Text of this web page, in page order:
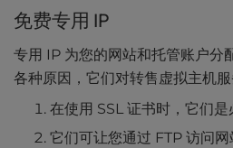
免费专用 IP
专用 IP 为您的网站和托管账户分
各种原因，它们对转售虚拟主机服
在使用 SSL 证书时，它们是
它们可让您通过 FTP 访问